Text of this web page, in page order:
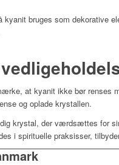
kyanit bruges som dekorative
at kyanit ikke bør renses
og oplade krystallen.
krystal, der værdsættes for
i spirituelle praksisser,